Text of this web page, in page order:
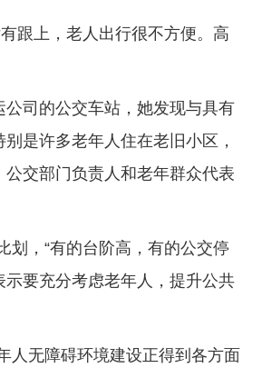
跟上，老人出行很不方便。高
公司的公交车站，她发现与具有
是许多老年人住在老旧小区，
交部门负责人和老年群众代表
划，“有的台阶高，有的公交停
要充分考虑老年人，提升公共
人无障碍环境建设正得到各方面